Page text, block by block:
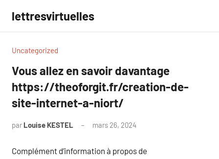
contenu
lettresvirtuelles
Uncategorized
Vous allez en savoir davantage
https://theoforgit.fr/creation-de-
site-internet-a-niort/
par Louise KESTEL mars 26, 2024
Complément d’information à propos de